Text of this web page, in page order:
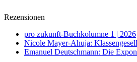
Rezensionen
pro zukunft-Buchkolumne 1 | 2026
Nicole Mayer-Ahuja:
Emanuel Deutschmann: Die